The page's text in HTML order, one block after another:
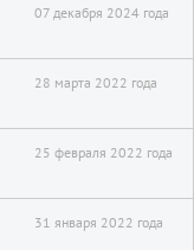
07 декабря 2024 года
28 марта 2022 года
25 февраля 2022 года
31 января 2022 года